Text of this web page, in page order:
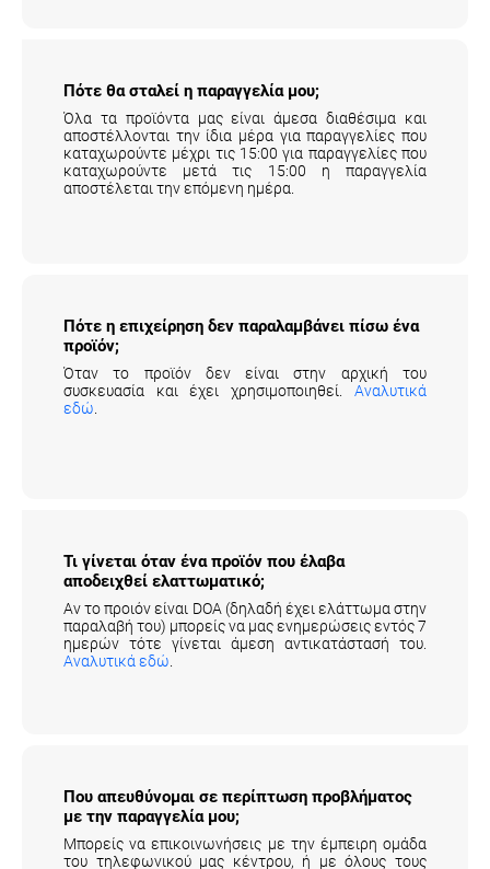
Πότε θα σταλεί η παραγγελία μου;
Όλα τα προϊόντα μας είναι άμεσα διαθέσιμα και
αποστέλλονται την ίδια μέρα για παραγγελίες που
καταχωρούντε μέχρι τις 15:00 για παραγγελίες που
καταχωρούντε μετά τις 15:00 η παραγγελία
αποστέλεται την επόμενη ημέρα.
Πότε η επιχείρηση δεν παραλαμβάνει πίσω
ένα προϊόν;
Όταν το προϊόν δεν είναι στην αρχική του
συσκευασία και έχει χρησιμοποιηθεί.
Αναλυτικά
εδώ
Τι γίνεται όταν ένα προϊόν που έλαβα
αποδειχθεί ελαττωματικό;
Αν το προιόν είναι DOA (δηλαδή έχει ελάττωμα στην
παραλαβή του) μπορείς να μας ενημερώσεις εντός 7
ημερών τότε γίνεται άμεση αντικατάστασή του.
Αναλυτικά εδώ
Που απευθύνομαι σε περίπτωση προβλήματος
με την παραγγελία μου;
Μπορείς να επικοινωνήσεις με την έμπειρη ομάδα
του τηλεφωνικού μας κέντρου, ή με όλους τους